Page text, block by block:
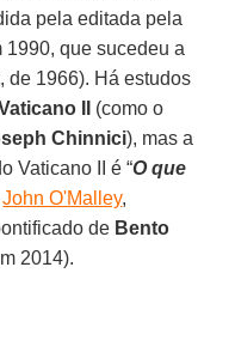
pela editada pela
1990, que sucedeu a
, de 1966). Há estudos
II
(como o
Chinnici), mas a
Vaticano II é “O que
John O'Malley,
de Bento
2014).